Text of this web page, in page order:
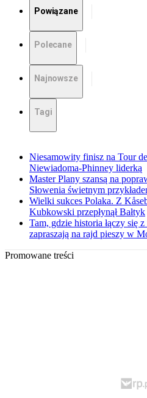
Powiązane
Polecane
Najnowsze
Tagi
Niesamowity finisz na Tour
Niewiadoma-Phinney liderką
Master Plany szansą na
Słowenia świetnym
Wielki sukces Polaka. Z
Kubkowski przepłynął Bałtyk
Tam, gdzie historia łączy się
zapraszają na rajd pieszy w
Promowane treści